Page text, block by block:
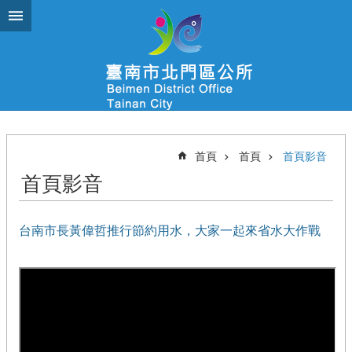
跳到主要內容區塊
首頁 首頁 首頁影音
首頁影音
台南市長黃偉哲推行節約用水，大家一起來省水大作戰